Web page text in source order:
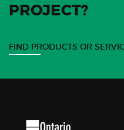
PROJECT?
FIND PRODUCTS OR